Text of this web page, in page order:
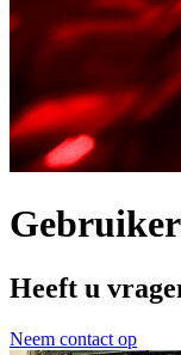
Heeft u
Neem contact op